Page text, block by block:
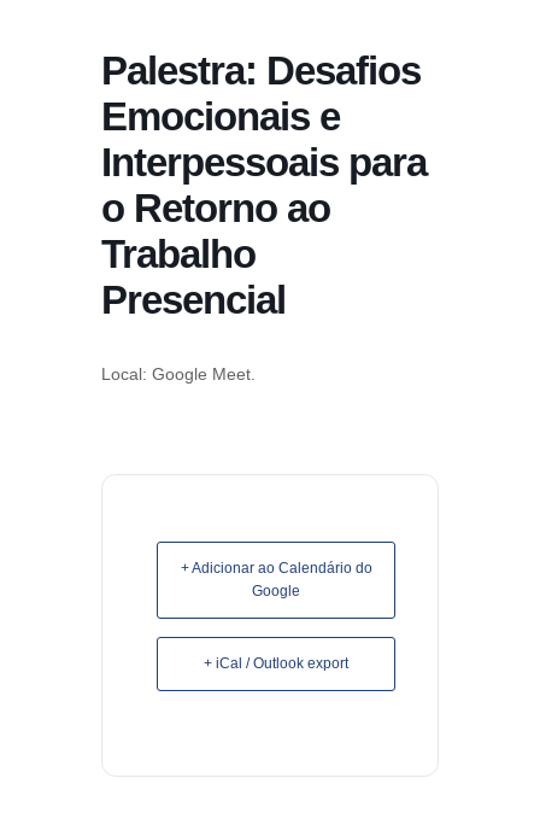
Palestra: Desafios
Emocionais e
Interpessoais para
o Retorno ao
Trabalho
Presencial
Local: Google Meet.
+ Adicionar ao Calendário do
Google
+ iCal / Outlook export